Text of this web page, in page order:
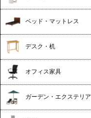
ベッド・マットレス
デスク・机
オフィス家具
ガーデン・エクステリア